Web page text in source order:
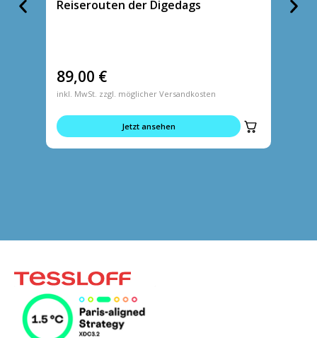
Reiserouten der Digedags
89,00 €
inkl. MwSt. zzgl. möglicher Versandkosten
Jetzt ansehen